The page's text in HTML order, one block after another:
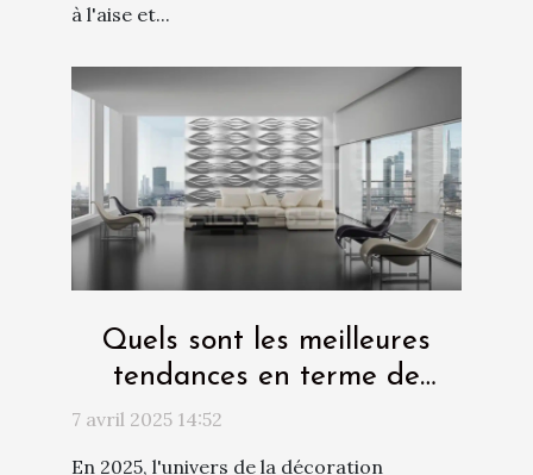
à l'aise et...
Quels sont les meilleures
tendances en terme de
panneau décoratif pour les
7 avril 2025 14:52
En 2025, l'univers de la décoration